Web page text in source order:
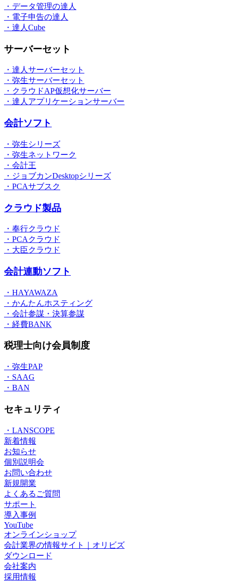
・データ管理の達人
・電子申告の達人
・達人Cube
サーバーセット
・達人サーバーセット
・弥生サーバーセット
・クラウドAP仮想化サーバー
・達人アプリケーションサーバー
会計ソフト
・弥生シリーズ
・弥生ネットワーク
・会計王
・ジョブカンDesktopシリーズ
・PCAサブスク
クラウド製品
・奉行クラウド
・PCAクラウド
・大臣クラウド
会計連動ソフト
・HAYAWAZA
・かんたんホスティング
・会計参謀・決算参謀
・経費BANK
税理士向け会員制度
・弥生PAP
・SAAG
・BAN
セキュリティ
・LANSCOPE
新着情報
お知らせ
個別説明会
お問い合わせ
新規開業
よくあるご質問
サポート
導入事例
YouTube
オンラインショップ
会計業界の情報サイト｜オリビズ
ダウンロード
会社案内
採用情報